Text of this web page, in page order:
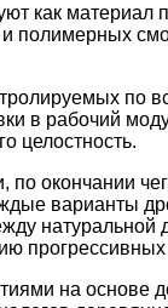
как материал
полимерных
по
в рабочий
целостность.
окончании
варианты
натуральной
на основе